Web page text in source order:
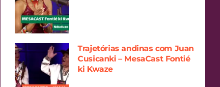
Trajetórias andinas com Juan
Cusicanki – MesaCast Fontié
ki Kwaze